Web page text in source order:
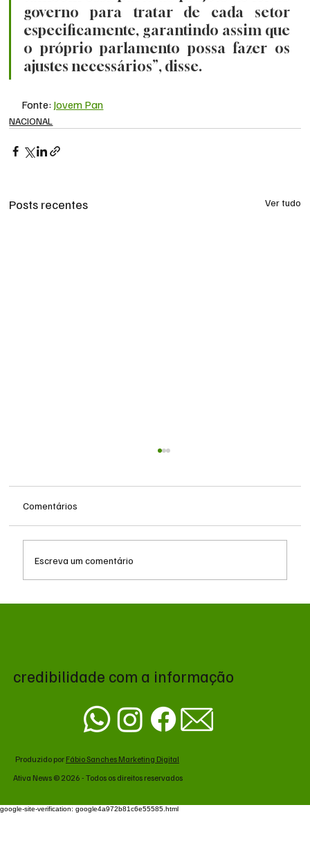
governo para tratar de cada setor
especificamente, garantindo assim que
o próprio parlamento possa fazer os
ajustes necessários”, disse.
Fonte: Jovem Pan
NACIONAL
Posts recentes Ver tudo
Comentários
Escreva um comentário
credibilidade com a informação
Produzido por Fábio Sanches Marketing Digital
Ativa News © 2026 - Todos os direitos reservados
google-site-verification: google4a972b81c6e55585.html